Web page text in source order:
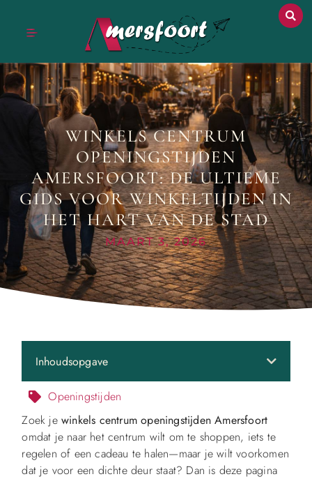
WINKELS CENTRUM
OPENINGSTIJDEN
AMERSFOORT: DE ULTIEME
GIDS VOOR WINKELTIJDEN IN
HET HART VAN DE STAD
MAART 3, 2026
Zoek je winkels centrum openingstijden Amersfoort
omdat je naar het centrum wilt om te shoppen, iets te
regelen of een cadeau te halen—maar je wilt voorkomen
dat je voor een dichte deur staat? Dan is deze pagina
Inhoudsopgave
Openingstijden